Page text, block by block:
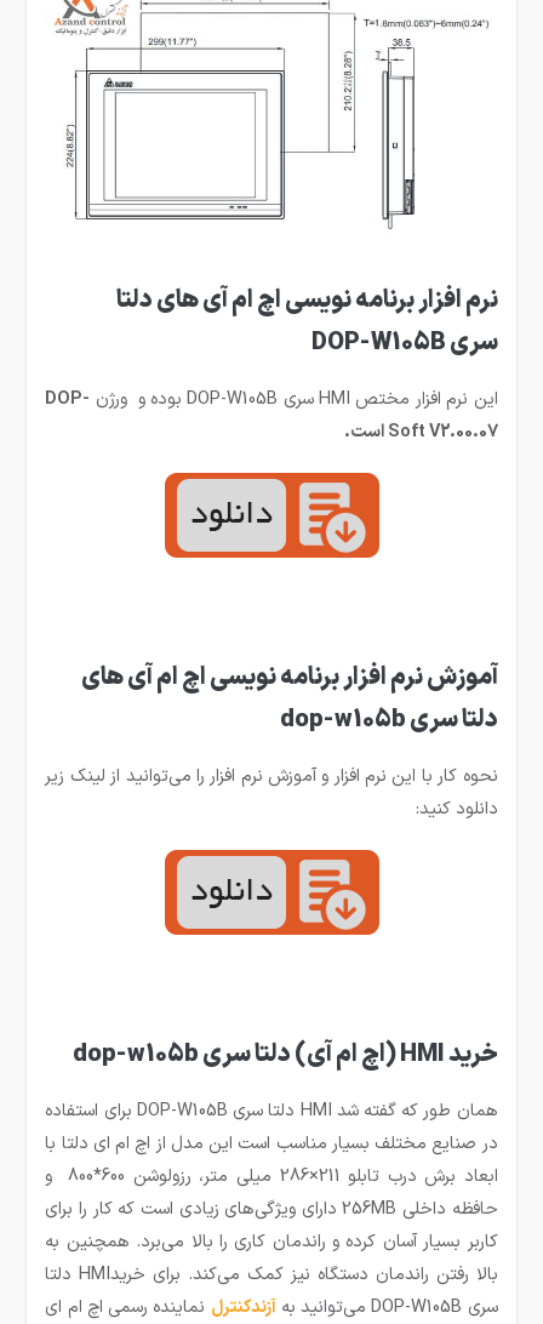
نرم افزار برنامه نویسی اچ ام آی های دلتا
سری DOP-W105B
این نرم افزار مختص HMI سری DOP-W105B بوده و ورژن
DOP-
Soft V2.00.07 است.
آموزش نرم افزار برنامه نویسی اچ ام آی های
دلتا سری dop-w105b
نحوه کار با این نرم افزار و آموزش نرم افزار را می‌توانید از لینک زیر
دانلود کنید:
خرید HMI (اچ ام آی) دلتا سری dop-w105b
همان طور که گفته شد HMI دلتا سری DOP-W105B برای استفاده
در صنایع مختلف بسیار مناسب است این مدل از اچ ام ای دلتا با
ابعاد برش درب تابلو 211×286 میلی متر، رزولوشن 600*800 و
حافظه داخلی 256MB دارای ویژگی‌های زیادی است که کار را برای
کاربر بسیار آسان کرده و راندمان کاری را بالا می‌برد. همچنین به
بالا رفتن راندمان دستگاه نیز کمک می‌کند. برای خریدHMI دلتا
سری DOP-W105B می‌توانید به
آزندکنترل نماینده رسمی اچ ام ای